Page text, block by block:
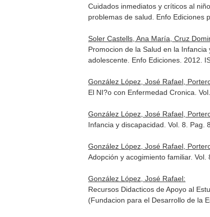
Cuidados inmediatos y críticos al
problemas de salud . Enfo
Soler Castells, Ana María, Cruz
Promocion de la Salud en la
adolescente . Enfo Ediciones. 2012.
González López, José Rafael,
El NI?o con Enfermedad Cronica.
González López, José Rafael,
Infancia y discapacidad. Vol. 8. Pag.
González López, José Rafael,
Adopción y acogimiento familiar. Vol.
González López, José Rafael:
Recursos Didacticos de Apoyo al
(Fundacion para el Desarrollo de la